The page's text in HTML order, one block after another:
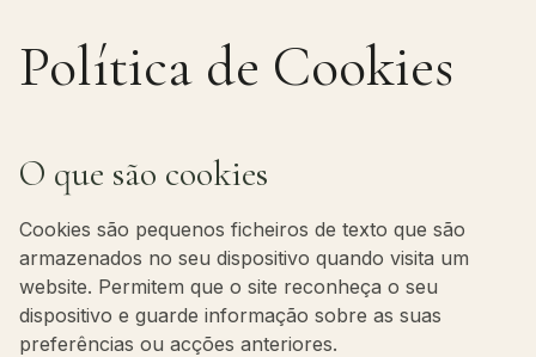
Política de Cookies
O que são cookies
Cookies são pequenos ficheiros de texto que são
armazenados no seu dispositivo quando visita um
website. Permitem que o site reconheça o seu
dispositivo e guarde informação sobre as suas
preferências ou acções anteriores.